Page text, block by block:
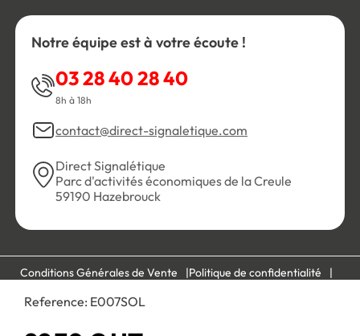
Reference: E007SOL
Notre équipe est à votre écoute !
03 28 40 28 40
8h à 18h
contact@direct-signaletique.com
Direct Signalétique
Parc d'activités économiques de la Creule
59190 Hazebrouck
Conditions Générales de Vente
Politique de confidentialité
Mentions légales